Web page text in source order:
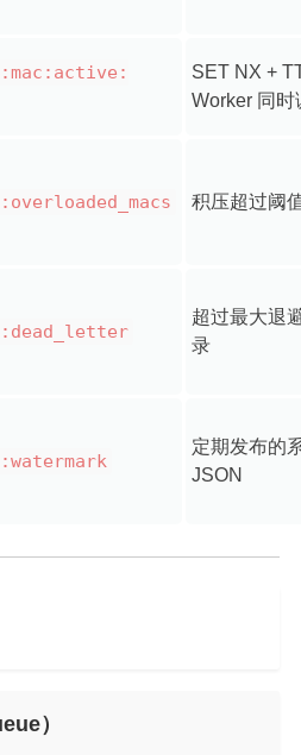
SET NX +
Worker 同
积压超过阈
超过最大退
录
定期发布的
JSON
）